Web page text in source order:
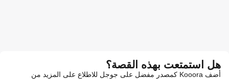
هل استمتعت بهذه القصة؟
أضف Kooora كمصدر مفضل على جوجل للاطلاع على المزيد من